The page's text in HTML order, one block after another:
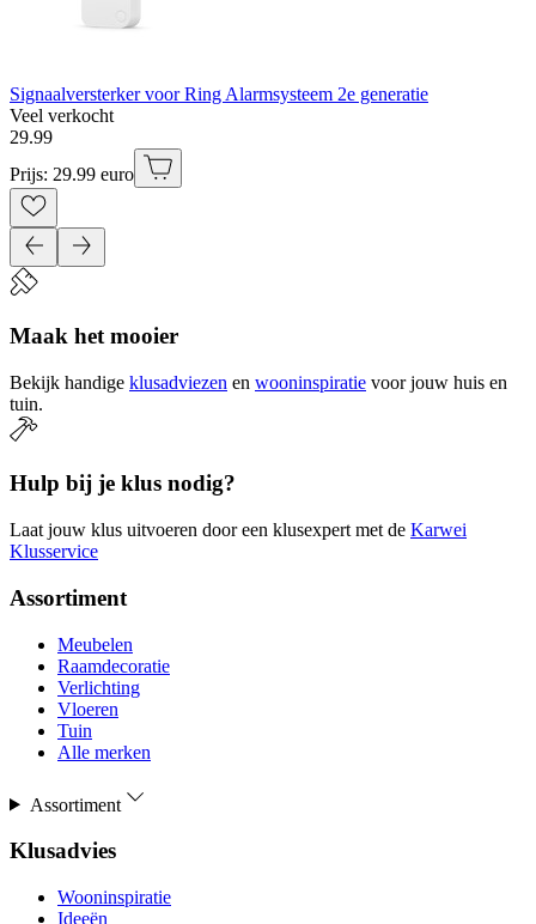
Signaalversterker voor Ring Alarmsysteem 2e generatie
Veel verkocht
29.99
Prijs: 29.99 euro
Maak het mooier
Bekijk handige klusadviezen en wooninspiratie voor jouw huis en
tuin.
Hulp bij je klus nodig?
Laat jouw klus uitvoeren door een klusexpert met de Karwei
Klusservice
Assortiment
Meubelen
Raamdecoratie
Verlichting
Vloeren
Tuin
Alle merken
Assortiment
Klusadvies
Wooninspiratie
Ideeën